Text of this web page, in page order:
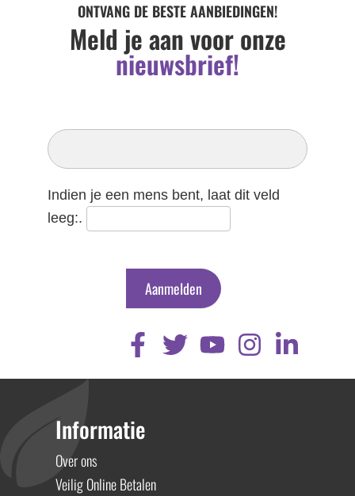
ONTVANG DE BESTE AANBIEDINGEN!
Meld je aan voor onze
nieuwsbrief!
Inschrijven
Nieuwsbrief
Indien je een mens bent, laat dit veld
leeg:.
Aanmelden
Informatie
Over ons
Veilig Online Betalen